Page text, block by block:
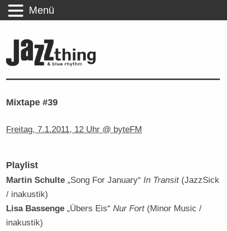
Mixtape #39
Freitag, 7.1.2011, 12 Uhr @ byteFM
Playlist
Martin Schulte „Song For January“In Transit(JazzSick
/ inakustik)
Lisa Bassenge „Übers Eis“Nur Fort(Minor Music /
inakustik)
Menü